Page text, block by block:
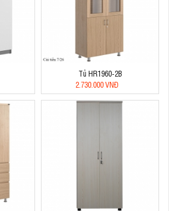
Tủ HR1960-2B
2.730.000 VNĐ